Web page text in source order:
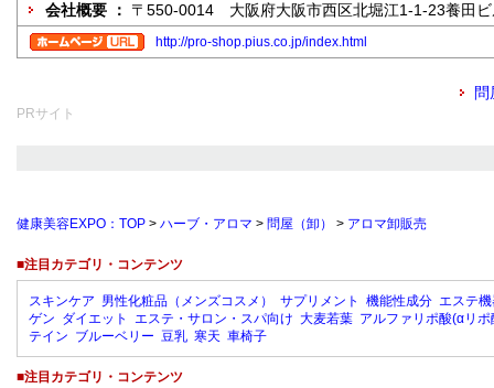
会社概要 ： 〒550-0014 大阪府大阪市西区北堀江1-1-23養田
http://pro-shop.pius.co.jp/index.html
PRサイト
健康美容EXPO：TOP > ハーブ・アロマ > 問屋（卸） > アロマ卸販売
■注目カテゴリ・コンテンツ
スキンケア 男性化粧品（メンズコスメ） サプリメント 機能性成分 エステ
ゲン ダイエット エステ・サロン・スパ向け 大麦若葉 アルファリポ酸(αリポ
テイン ブルーベリー 豆乳 寒天 車椅子
■注目カテゴリ・コンテンツ